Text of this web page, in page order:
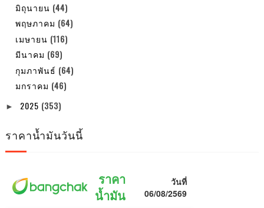
มิถุนายน (44)
พฤษภาคม (64)
เมษายน (116)
มีนาคม (69)
กุมภาพันธ์ (64)
มกราคม (46)
► 2025 (353)
ราคาน้ำมันวันนี้